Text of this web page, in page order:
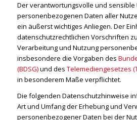
Der verantwortungsvolle und sensible
personenbezogenen Daten aller
ein äußerst wichtiges Anliegen. Der
datenschutzrechtlichen Vorschriften
Verarbeitung und Nutzung
insbesondere die Vorgaben des
(BDSG)und des Telemediengesetzes
in besonderem Maße verpflichtet.
Die folgenden Datenschutzhinweise
Art und Umfang der Erhebung und
personenbezogener Daten bei der